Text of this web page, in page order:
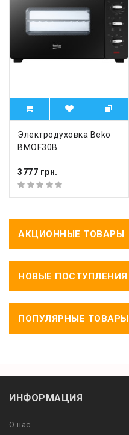
Электродуховка Beko
BMOF30B
3777 грн.
АКЦИОННЫЕ ТОВАРЫ
НОВЫЕ ПОСТУПЛЕНИЯ
ПОПУЛЯРНЫЕ ТОВАРЫ
ИНФОРМАЦИЯ
О нас